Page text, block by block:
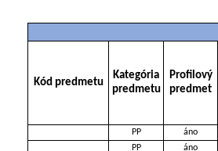
Kód predmetu
Kategória
predmetu
Profilový
predmet
PP áno
PP
áno